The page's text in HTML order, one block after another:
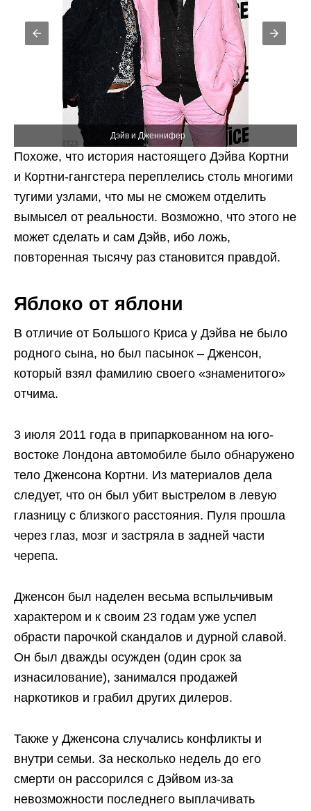
Похоже, что история настоящего Дэйва Кортни
и Кортни-гангстера переплелись столь многими
тугими узлами, что мы не сможем отделить
вымысел от реальности. Возможно, что этого не
может сделать и сам Дэйв, ибо ложь,
повторенная тысячу раз становится правдой.
Яблоко от яблони
В отличие от Большого Криса у Дэйва не было
родного сына, но был пасынок – Дженсон,
который взял фамилию своего «знаменитого»
отчима.
3 июля 2011 года в припаркованном на юго-
востоке Лондона автомобиле было обнаружено
тело Дженсона Кортни. Из материалов дела
следует, что он был убит выстрелом в левую
глазницу с близкого расстояния. Пуля прошла
через глаз, мозг и застряла в задней части
черепа.
Дженсон был наделен весьма вспыльчивым
характером и к своим 23 годам уже успел
обрасти парочкой скандалов и дурной славой.
Он был дважды осужден (один срок за
изнасилование), занимался продажей
наркотиков и грабил других дилеров.
Также у Дженсона случались конфликты и
внутри семьи. За несколько недель до его
смерти он рассорился с Дэйвом из-за
невозможности последнего выплачивать